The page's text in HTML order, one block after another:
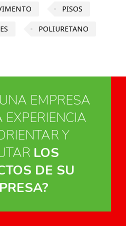
PISOS
POLIURETANO
EMPRESA
EXPERIENCIA
Y
LOS
DE SU